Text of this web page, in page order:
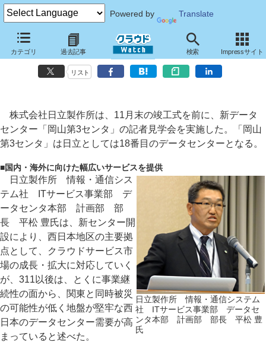
Powered by Translate
カテゴリ 過去記事 検索 Impressサイト
日立グループの西日本における中核施設「岡山第3センタ」見学会レポ
ート
リスト
株式会社日立製作所は、11月末の竣工式を前に、新データ
センター「岡山第3センタ」の記者見学会を実施した。「岡山
第3センタ」は日立としては18番目のデータセンターとなる。
■国内・海外に向けた幅広いサービスを提供
日立製作所 情報・通信システム
社 ITサービス事業部 データセ
ンタ本部 計画部 部長 平松 豊
氏
日立製作所 情報・通信シス
テム社 ITサービス事業部 デ
ータセンタ本部 計画部 部
長 平松 豊氏は、新センター開
設により、西日本地区の主要拠
点として、クラウドサービス市
場の成長・拡大に対応していく
が、311以後は、とくに事業継
続性の面から、関東と同時被災
の可能性が低く地盤が堅牢な西
日本のデータセンター需要が高
まっていると述べた。